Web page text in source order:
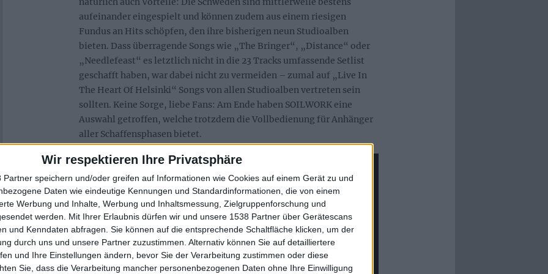
Wir respektieren Ihre Privatsphäre
Partner speichern und/oder greifen auf Informationen wie Cookies auf einem Gerät zu und
Daten wie eindeutige Kennungen und Standardinformationen, die von einem
Werbung und Inhalte, Werbung und Inhaltsmessung, Zielgruppenforschung und
werden.
Mit Ihrer Erlaubnis dürfen wir und unsere 1538 Partner über Gerätescans
und Kenndaten abfragen. Sie können auf die entsprechende Schaltfläche klicken, um der
durch uns und unsere Partner zuzustimmen. Alternativ können Sie auf detailliertere
und Ihre Einstellungen ändern, bevor Sie der Verarbeitung zustimmen oder diese
Sie, dass die Verarbeitung mancher personenbezogenen Daten ohne Ihre Einwilligung
aufeinander eingespielt und können zudem aus einem riesigen
Fundus an Hits schöpfen, den ihre bisherigen neun Studioalben
bieten. Dass überragende Songs wie „The Bringer“, „Distance“ oder
„Needlefeast“ es letztlich nicht in die 23 Tracks umfassende Setlist
geschafft haben, war dabei nicht zu vermeiden – zumal auf „Live In
The Heart Of Helsinki“ Songs von allen Studioalben vertreten sein
sollten. Keine Sorge, liebe Fans: Am Ende haben SOILWORK eine
Auswahl getroffen, welche trotzdem die Vollbedienung für Anhänger
aller Schaffensphasen bietet.